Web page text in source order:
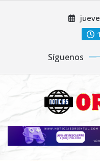
Síguenos